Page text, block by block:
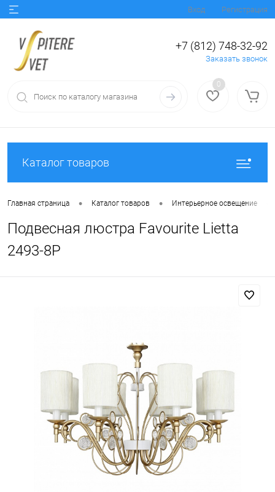
Вход Регистрация
+7 (812) 748-32-92
Заказать звонок
0
Каталог товаров
Главная страница • Каталог товаров • Интерьерное освещение
Подвесная люстра Favourite Lietta
2493-8P